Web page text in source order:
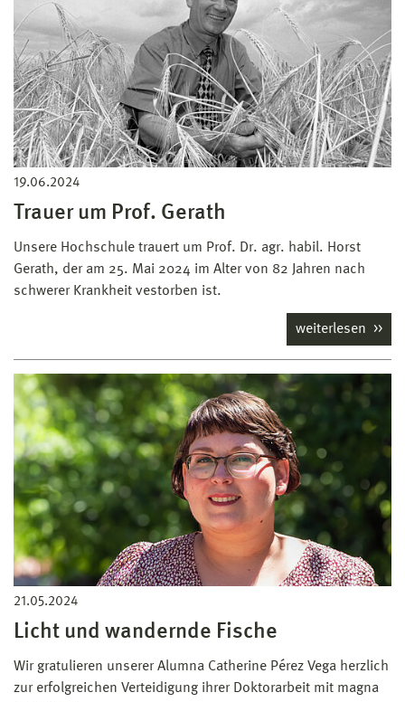
19.06.2024
Trauer um Prof. Gerath
Unsere Hochschule trauert um Prof. Dr. agr. habil. Horst
Gerath, der am 25. Mai 2024 im Alter von 82 Jahren nach
schwerer Krankheit vestorben ist.
weiterlesen
21.05.2024
Licht und wandernde Fische
Wir gratulieren unserer Alumna Catherine Pérez Vega herzlich
zur erfolgreichen Verteidigung ihrer Doktorarbeit mit magna